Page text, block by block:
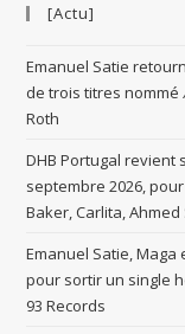
[Actu]
Emanuel Satie
de trois titres nommé
Roth
DHB Portugal revient
septembre 2026,
Baker, Carlita,
Emanuel Satie, Maga
pour sortir un single
93 Records